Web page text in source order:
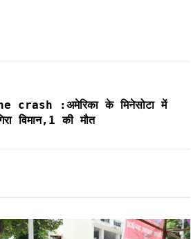
crash :अमेरिका के मिनेसोटा में
विमान,1 की मौत